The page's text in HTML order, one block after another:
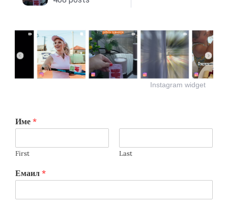
Instagram widget
Име *
First Last
Емаил *